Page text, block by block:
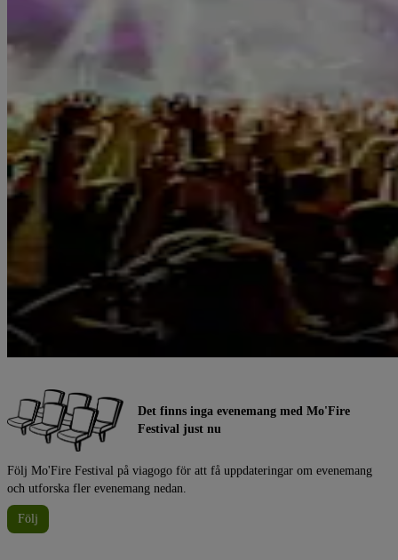
Det finns inga evenemang med Mo'Fire
Festival just nu
Följ Mo'Fire Festival på viagogo för att få uppdateringar om evenemang
och utforska fler evenemang nedan.
Följ